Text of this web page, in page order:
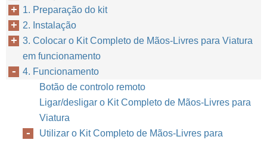
1. Preparação do kit
2. Instalação
3. Colocar o Kit Completo de Mãos-Livres para Viatura
em funcionamento
4. Funcionamento
Botão de controlo remoto
Ligar/desligar o Kit Completo de Mãos-Livres para
Viatura
Utilizar o Kit Completo de Mãos-Livres para